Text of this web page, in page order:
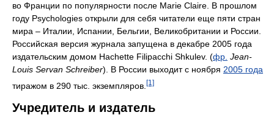
во Франции по популярности после Marie Claire. В прошлом
году Psychologies открыли для себя читатели еще пяти стран
мира – Италии, Испании, Бельгии, Великобритании и России.
Российская версия журнала запущена в декабре 2005 года
издательским домом Hachette Filipacchi Shkulev. (фр. Jean-
Louis Servan Schreiber). В России выходит с ноября 2005 года
тиражом в 290 тыс. экземпляров. [1]
Учредитель и издатель